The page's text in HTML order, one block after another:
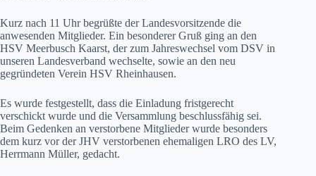
Kurz nach 11 Uhr begrüßte der Landesvorsitzende die
anwesenden Mitglieder. Ein besonderer Gruß ging an den
HSV Meerbusch Kaarst, der zum Jahreswechsel vom DSV in
unseren Landesverband wechselte, sowie an den neu
gegründeten Verein HSV Rheinhausen.
Es wurde festgestellt, dass die Einladung fristgerecht
verschickt wurde und die Versammlung beschlussfähig sei.
Beim Gedenken an verstorbene Mitglieder wurde besonders
dem kurz vor der JHV verstorbenen ehemaligen LRO des LV,
Herrmann Müller, gedacht.